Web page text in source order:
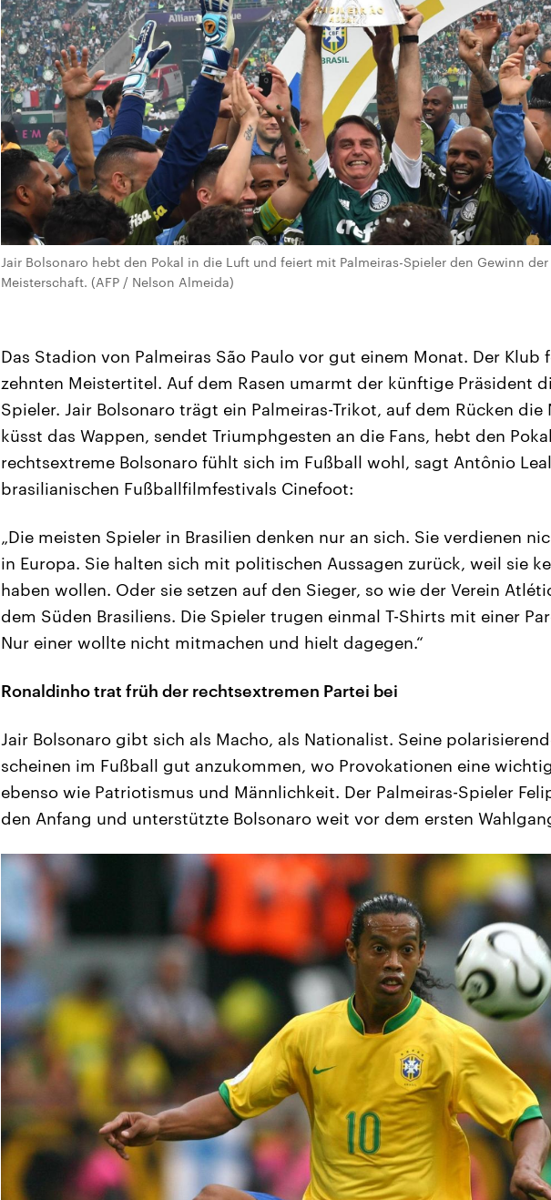
Jair Bolsonaro hebt den Pokal in die Luft und feiert mit Palmeiras-Spieler den Gewinn
Meisterschaft. (AFP / Nelson Almeida)
Das Stadion von Palmeiras São Paulo vor gut einem Monat. Der Klub
zehnten Meistertitel. Auf dem Rasen umarmt der künftige Präsident
Spieler. Jair Bolsonaro trägt ein Palmeiras-Trikot, auf dem Rücken die
küsst das Wappen, sendet Triumphgesten an die Fans, hebt den
rechtsextreme Bolsonaro fühlt sich im Fußball wohl, sagt Antônio
brasilianischen Fußballfilmfestivals Cinefoot:
„Die meisten Spieler in Brasilien denken nur an sich. Sie verdienen
in Europa. Sie halten sich mit politischen Aussagen zurück, weil sie
haben wollen. Oder sie setzen auf den Sieger, so wie der Verein
dem Süden Brasiliens. Die Spieler trugen einmal T-Shirts mit einer
Nur einer wollte nicht mitmachen und hielt dagegen.“
Ronaldinho trat früh der rechtsextremen Partei bei
Jair Bolsonaro gibt sich als Macho, als Nationalist. Seine
scheinen im Fußball gut anzukommen, wo Provokationen eine
ebenso wie Patriotismus und Männlichkeit. Der Palmeiras-Spieler
den Anfang und unterstützte Bolsonaro weit vor dem ersten